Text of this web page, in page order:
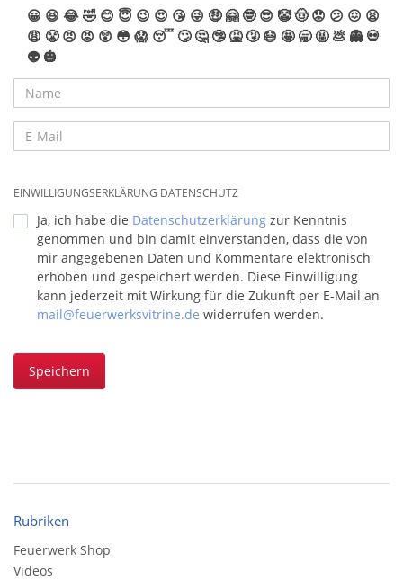
😀 😆 😂🤣 😊 😇 😉 😍 😘 😜 🤑 🤗 🤓 😎 🤡🤠 😟 😕 😖 😫
😩 😤 😠 😡 😲 😳 😱 😴 🙄 🤔 🤥 🤮 🤧 😷 🤩 🥱 🤬 💩 👻 💀
👽 🎃
EINWILLIGUNGSERKLÄRUNG DATENSCHUTZ
Ja, ich habe die Datenschutzerklärung zur Kenntnis
genommen und bin damit einverstanden, dass die von
mir angegebenen Daten und Kommentare elektronisch
erhoben und gespeichert werden. Diese Einwilligung
kann jederzeit mit Wirkung für die Zukunft per E-Mail an
mail@feuerwerksvitrine.de widerrufen werden.
Speichern
Rubriken
Feuerwerk Shop
Videos